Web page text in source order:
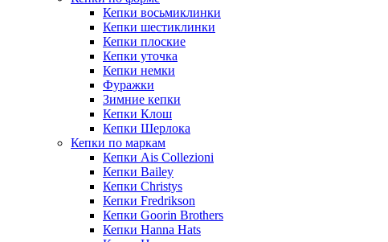
Кепки восьмиклинки
Кепки шестиклинки
Кепки плоские
Кепки уточка
Кепки немки
Фуражки
Зимние кепки
Кепки Клош
Кепки Шерлока
Кепки по маркам
Кепки Ais Collezioni
Кепки Bailey
Кепки Christys
Кепки Fredrikson
Кепки Goorin Brothers
Кепки Hanna Hats